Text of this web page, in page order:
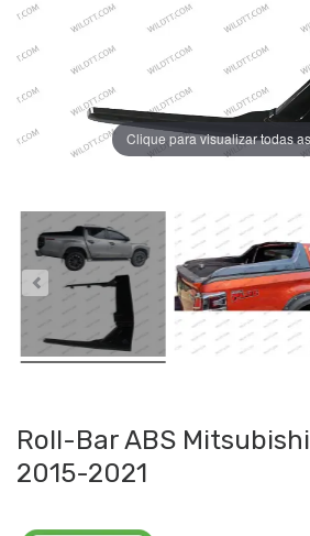
Clique para visualizar todas
Roll-Bar ABS
2015-2021